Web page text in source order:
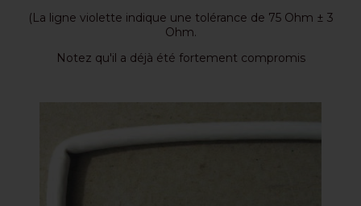
(La ligne violette indique une tolérance de 75 Ohm ± 3
Ohm.
Notez qu'il a déjà été fortement compromis